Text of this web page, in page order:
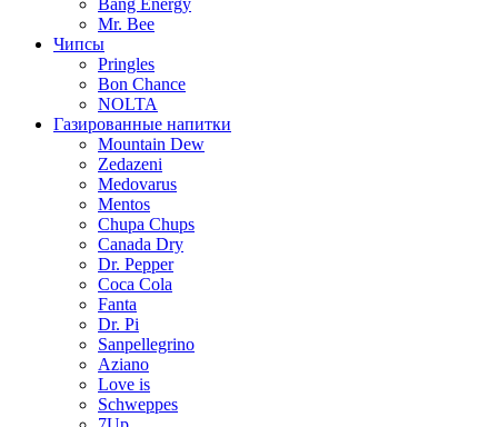
Mr. Bee
Чипсы
Pringles
Bon Chance
NOLTA
Газированные напитки
Mountain Dew
Zedazeni
Medovarus
Mentos
Chupa Chups
Canada Dry
Dr. Pepper
Coca Cola
Fanta
Dr. Pi
Sanpellegrino
Aziano
Love is
Schweppes